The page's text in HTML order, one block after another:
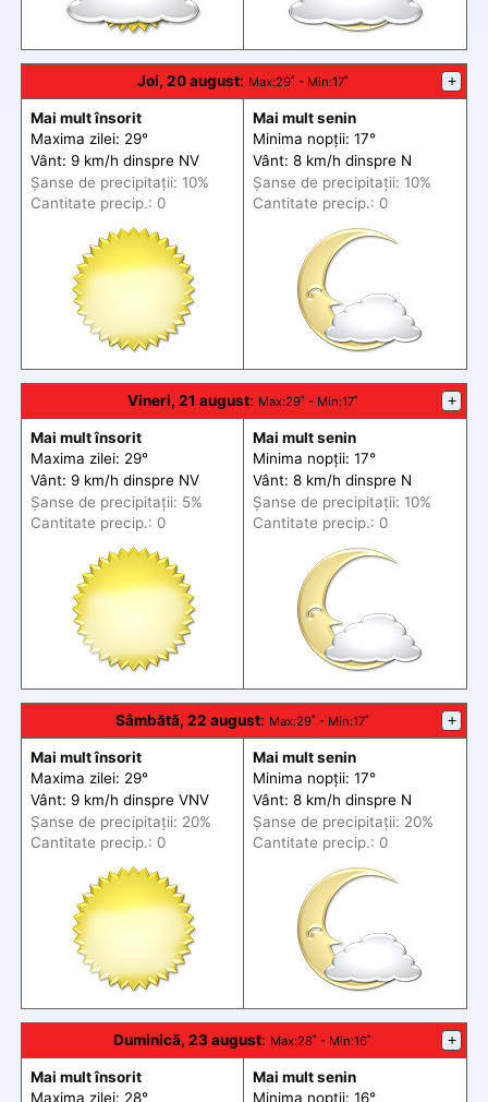
Joi, 20 august: Max:29˚ - Min:17˚ +
Mai mult însorit
Maxima zilei: 29°
Vânt: 9 km/h dinspre NV
Șanse de precipitații: 10%
Cantitate precip.: 0
Mai mult senin
Minima nopții: 17°
Vânt: 8 km/h dinspre N
Șanse de precipitații: 10%
Cantitate precip.: 0
Vineri, 21 august: Max:29˚ - Min:17˚ +
Mai mult însorit
Maxima zilei: 29°
Vânt: 9 km/h dinspre NV
Șanse de precipitații: 5%
Cantitate precip.: 0
Mai mult senin
Minima nopții: 17°
Vânt: 8 km/h dinspre N
Șanse de precipitații: 10%
Cantitate precip.: 0
Sâmbătă, 22 august: Max:29˚ - Min:17˚ +
Mai mult însorit
Maxima zilei: 29°
Vânt: 9 km/h dinspre VNV
Șanse de precipitații: 20%
Cantitate precip.: 0
Mai mult senin
Minima nopții: 17°
Vânt: 8 km/h dinspre N
Șanse de precipitații: 20%
Cantitate precip.: 0
Duminică, 23 august: Max:28˚ - Min:16˚ +
Mai mult însorit
Maxima zilei: 28°
Mai mult senin
Minima nopții: 16°